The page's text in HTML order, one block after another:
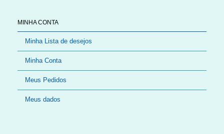
MINHA CONTA
Minha Lista de desejos
Minha Conta
Meus Pedidos
Meus dados